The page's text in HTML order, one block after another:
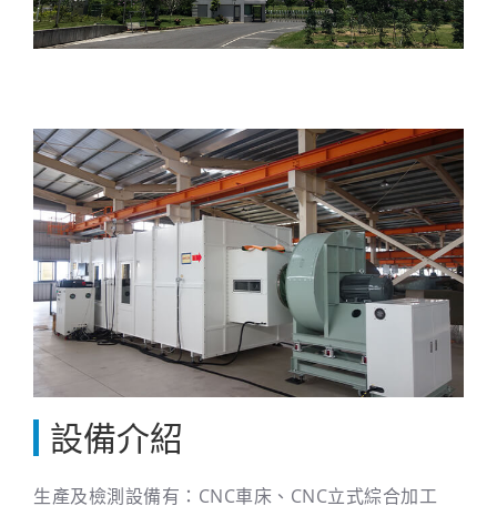
設備介紹
生產及檢測設備有：CNC車床、CNC立式綜合加工